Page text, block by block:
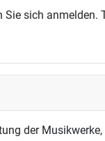
sich
der